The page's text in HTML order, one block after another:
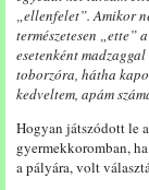
„ellenfelet”. Amikor
természetesen „ette”
esetenként
toborzóra, hátha
kedveltem, apám
Hogyan játszódott le
gyermekkoromban,
a pályára, volt